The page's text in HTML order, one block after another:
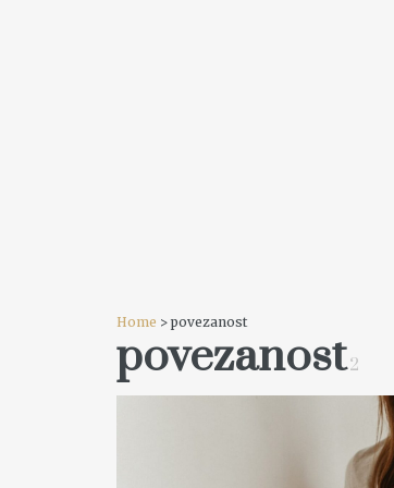
Home > povezanost
povezanost2